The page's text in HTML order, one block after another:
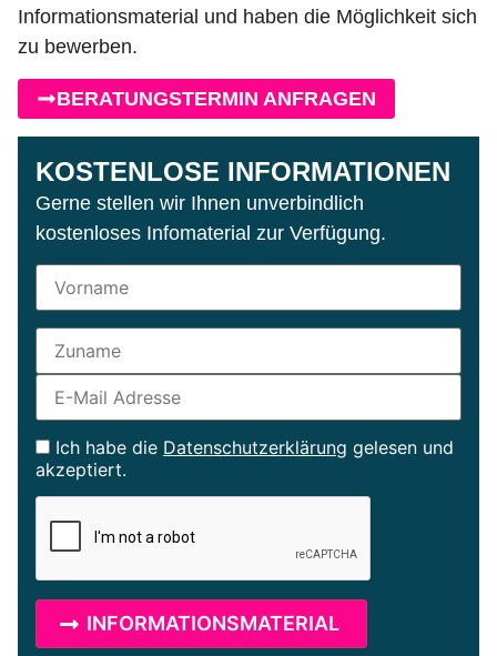
Informationsmaterial und haben die Möglichkeit sich
zu bewerben.
BERATUNGSTERMIN ANFRAGEN
KOSTENLOSE INFORMATIONEN
Gerne stellen wir Ihnen unverbindlich
kostenloses Infomaterial zur Verfügung.
Ich habe die Datenschutzerklärung gelesen und
akzeptiert.